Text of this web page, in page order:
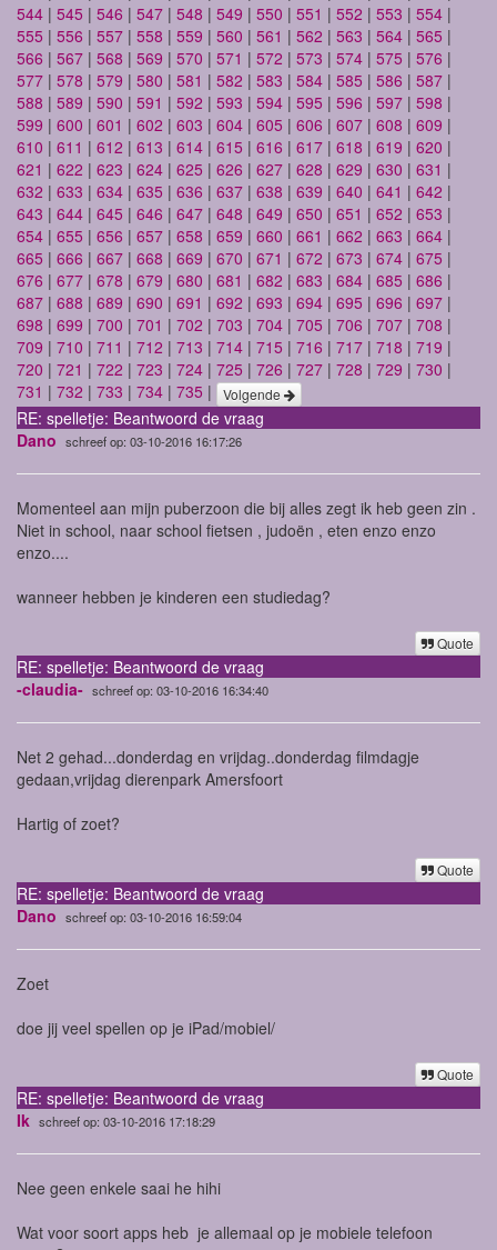
544 | 545 | 546 | 547 | 548 | 549 | 550 | 551 | 552 | 553 | 554 |
555 | 556 | 557 | 558 | 559 | 560 | 561 | 562 | 563 | 564 | 565 |
566 | 567 | 568 | 569 | 570 | 571 | 572 | 573 | 574 | 575 | 576 |
577 | 578 | 579 | 580 | 581 | 582 | 583 | 584 | 585 | 586 | 587 |
588 | 589 | 590 | 591 | 592 | 593 | 594 | 595 | 596 | 597 | 598 |
599 | 600 | 601 | 602 | 603 | 604 | 605 | 606 | 607 | 608 | 609 |
610 | 611 | 612 | 613 | 614 | 615 | 616 | 617 | 618 | 619 | 620 |
621 | 622 | 623 | 624 | 625 | 626 | 627 | 628 | 629 | 630 | 631 |
632 | 633 | 634 | 635 | 636 | 637 | 638 | 639 | 640 | 641 | 642 |
643 | 644 | 645 | 646 | 647 | 648 | 649 | 650 | 651 | 652 | 653 |
654 | 655 | 656 | 657 | 658 | 659 | 660 | 661 | 662 | 663 | 664 |
665 | 666 | 667 | 668 | 669 | 670 | 671 | 672 | 673 | 674 | 675 |
676 | 677 | 678 | 679 | 680 | 681 | 682 | 683 | 684 | 685 | 686 |
687 | 688 | 689 | 690 | 691 | 692 | 693 | 694 | 695 | 696 | 697 |
698 | 699 | 700 | 701 | 702 | 703 | 704 | 705 | 706 | 707 | 708 |
709 | 710 | 711 | 712 | 713 | 714 | 715 | 716 | 717 | 718 | 719 |
720 | 721 | 722 | 723 | 724 | 725 | 726 | 727 | 728 | 729 | 730 |
731 | 732 | 733 | 734 | 735 | Volgende
RE: spelletje: Beantwoord de vraag
Dano schreef op: 03-10-2016 16:17:26
Momenteel aan mijn puberzoon die bij alles zegt ik heb geen zin .
Niet in school, naar school fietsen , judoën , eten enzo enzo
enzo....
wanneer hebben je kinderen een studiedag?
Quote
RE: spelletje: Beantwoord de vraag
-claudia- schreef op: 03-10-2016 16:34:40
Net 2 gehad...donderdag en vrijdag..donderdag filmdagje
gedaan,vrijdag dierenpark Amersfoort
Hartig of zoet?
Quote
RE: spelletje: Beantwoord de vraag
Dano schreef op: 03-10-2016 16:59:04
Zoet
doe jij veel spellen op je iPad/mobiel/
Quote
RE: spelletje: Beantwoord de vraag
Ik schreef op: 03-10-2016 17:18:29
Nee geen enkele saai he hihi
Wat voor soort apps heb je allemaal op je mobiele telefoon